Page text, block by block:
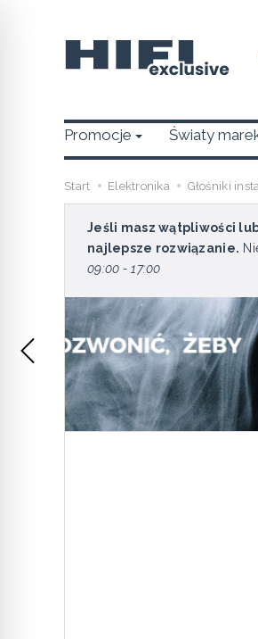
Promocje Światy
Start Elektronika Głośniki
Jeśli masz wątpliwości
najlepsze rozwiązanie.
09:00 - 17:00